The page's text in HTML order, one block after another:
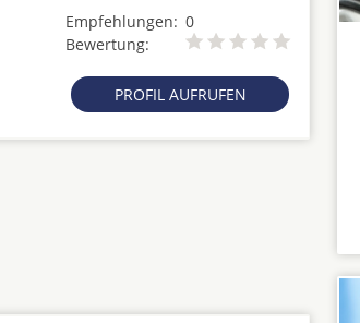
Empfehlungen: 0
Bewertung:
PROFIL AUFRUFEN